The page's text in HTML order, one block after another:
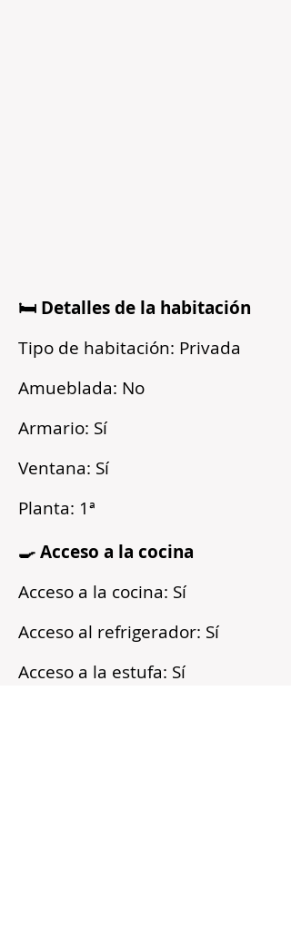
🛏️ Detalles de la habitación
Tipo de habitación: Privada
Amueblada: No
Armario: Sí
Ventana: Sí
Planta: 1ª
🍳 Acceso a la cocina
Acceso a la cocina: Sí
Acceso al refrigerador: Sí
Acceso a la estufa: Sí